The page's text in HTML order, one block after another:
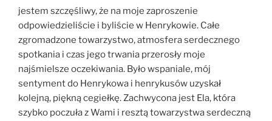
jestem szczęśliwy, że na moje zaproszenie
odpowiedzieliście i byliście w Henrykowie. Całe
zgromadzone towarzystwo, atmosfera serdecznego
spotkania i czas jego trwania przerosły moje
najśmielsze oczekiwania. Było wspaniale, mój
sentyment do Henrykowa i henrykusów uzyskał
kolejną, piękną cegiełkę. Zachwycona jest Ela, która
szybko poczuła z Wami i resztą towarzystwa serdeczną